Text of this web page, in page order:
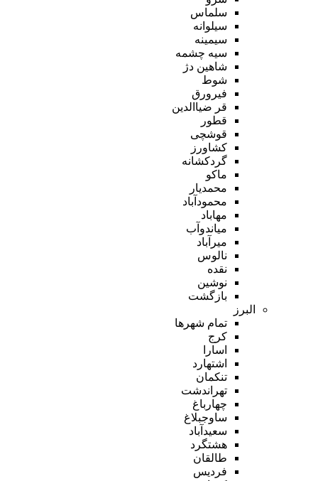
سلماس
سیلوانه
سیمینه
سیه چشمه
شاهین دژ
شوط
فیرورق
قر ضیاالدین
قطور
قوشچی
کشاورز
گردکشانه
ماکو
محمدیار
محمودآباد
مهاباد
میاندوآب
میرآباد
نالوس
نقده
نوشین
بازگشت
البرز
تمام شهر‌ها
کرج
اسارا
اشتهارد
تنکمان
تهراندشت
چهارباغ
ساوجبلاغ
سعیدآباد
هشتگرد
طالقان
فردیس